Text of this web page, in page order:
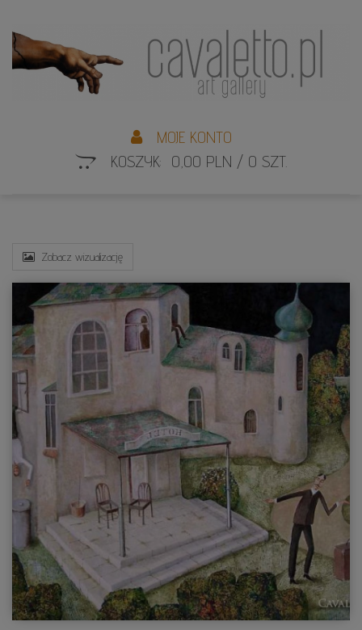
MOJE KONTO
KOSZYK: 0,00 PLN / 0 SZT.
Zobacz wizualizację